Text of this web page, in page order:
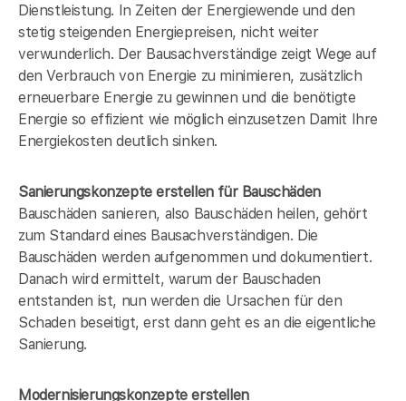
Dienstleistung. In Zeiten der Energiewende und den
stetig steigenden Energiepreisen, nicht weiter
verwunderlich. Der Bausachverständige zeigt Wege auf
den Verbrauch von Energie zu minimieren, zusätzlich
erneuerbare Energie zu gewinnen und die benötigte
Energie so effizient wie möglich einzusetzen Damit Ihre
Energiekosten deutlich sinken.
Sanierungskonzepte erstellen für Bauschäden
Bauschäden sanieren, also Bauschäden heilen, gehört
zum Standard eines Bausachverständigen. Die
Bauschäden werden aufgenommen und dokumentiert.
Danach wird ermittelt, warum der Bauschaden
entstanden ist, nun werden die Ursachen für den
Schaden beseitigt, erst dann geht es an die eigentliche
Sanierung.
Modernisierungskonzepte erstellen